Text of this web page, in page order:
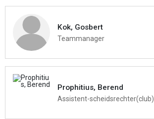
Kok, Gosbert
Teammanager
Prophitius, Berend
Assistent-scheidsrechter(club)